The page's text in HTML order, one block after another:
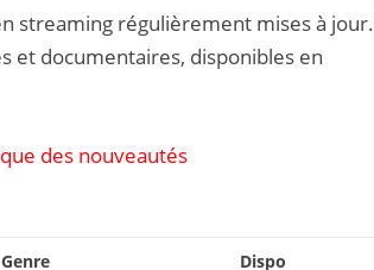
streaming régulièrement mises à jour.
et documentaires, disponibles en
des nouveautés
Genre Dispo